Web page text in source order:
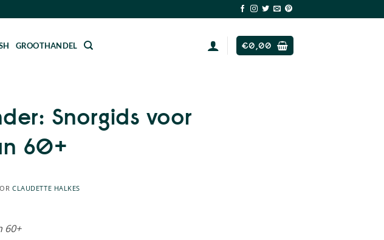
GROOTHANDEL €0,00
Snorgids voor
60+
CLAUDETTE HALKES
60+